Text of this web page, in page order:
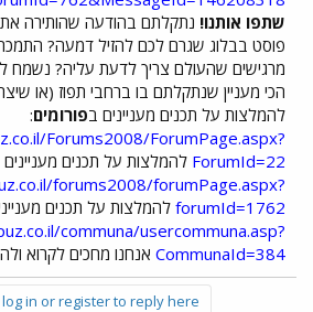
שתפו אותנו! נתקלתם בהודעה שהותירה
פוסט בבלוג שגרם לכם להזיל דמעה?
מרגישים שהעולם צריך לדעת עליה? נשמח
הכי מעניין שנתקלתם בו ברחבי תפוז (או
להמלצות על תכנים מעניינים בפורומים:
Forums2008/ForumPage.aspx?
ForumId=22 להמלצות על תכנים
forums2008/forumPage.aspx?
forumId=1762 להמלצות על תכנים
communa/usercommuna.asp?
CommunaId=384 אנחנו מחכים לקרוא
in or register to reply here.